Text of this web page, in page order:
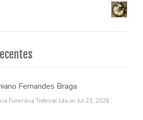
Fernandes Braga
Funerária Trofense Lda on Jul 23, 2026